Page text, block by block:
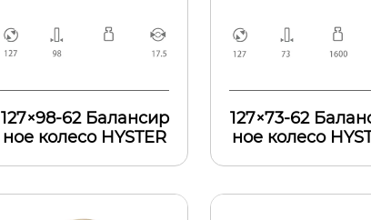
127×98-62 Балансир
ное колесо HYSTER
127×73-62
ное колесо